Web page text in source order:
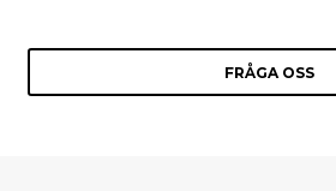
FRÅGA OSS